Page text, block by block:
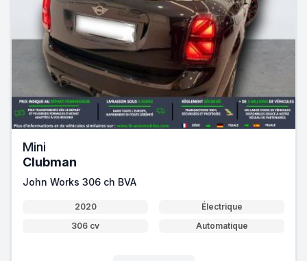
Mini
Clubman
John Works 306 ch BVA
2020
Électrique
306 cv
Automatique